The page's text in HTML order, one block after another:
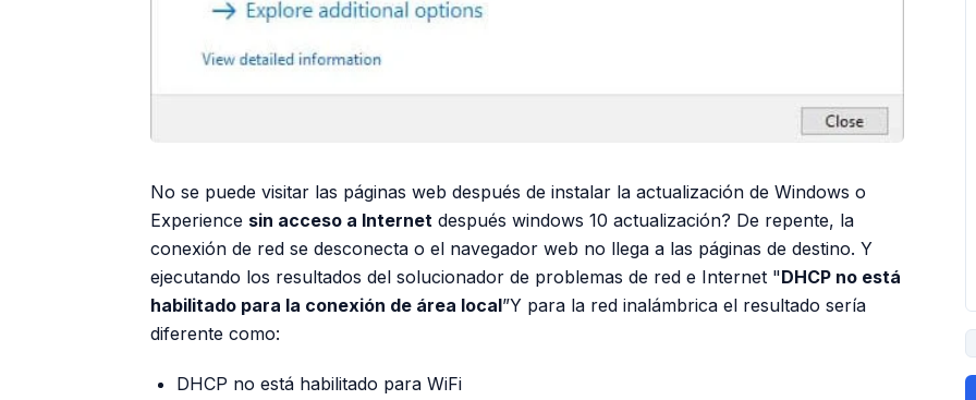
No se puede visitar las páginas web después de instalar la actualización de Windows o
Experience sin acceso a Internet después windows 10 actualización? De repente, la
conexión de red se desconecta o el navegador web no llega a las páginas de destino. Y
ejecutando los resultados del solucionador de problemas de red e Internet "DHCP no está
habilitado para la conexión de área local”Y para la red inalámbrica el resultado sería
diferente como:
DHCP no está habilitado para WiFi